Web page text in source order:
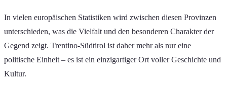
In vielen europäischen Statistiken wird zwischen diesen Provinzen
unterschieden, was die Vielfalt und den besonderen Charakter der
Gegend zeigt. Trentino-Südtirol ist daher mehr als nur eine
politische Einheit – es ist ein einzigartiger Ort voller Geschichte und
Kultur.